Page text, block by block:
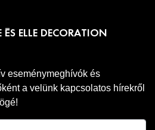
ÉS ELLE DECORATION
eseménymeghívók és
a velünk kapcsolatos hírekről